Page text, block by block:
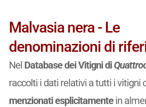
Malvasia nera - Le
denominazioni di
Nel Database dei Vitigni di
raccolti i dati relativi a tutti i vitigni
menzionati esplicitamentein